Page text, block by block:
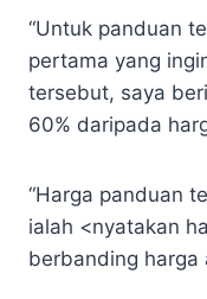
“Untuk panduan
pertama yang
tersebut, saya
60% daripada
“Harga panduan
ialah <nyatakan
berbanding harga